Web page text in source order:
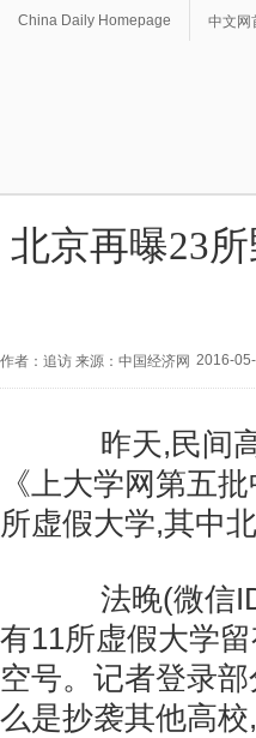
China Daily Homepage 中文网
北京再曝23
作者：追访 来源：中国经济网 2016-
昨天,民间高
《上大学网第五
所虚假大学,其中
法晚(微信
有11所虚假大学
空号。记者登录
么是抄袭其他高